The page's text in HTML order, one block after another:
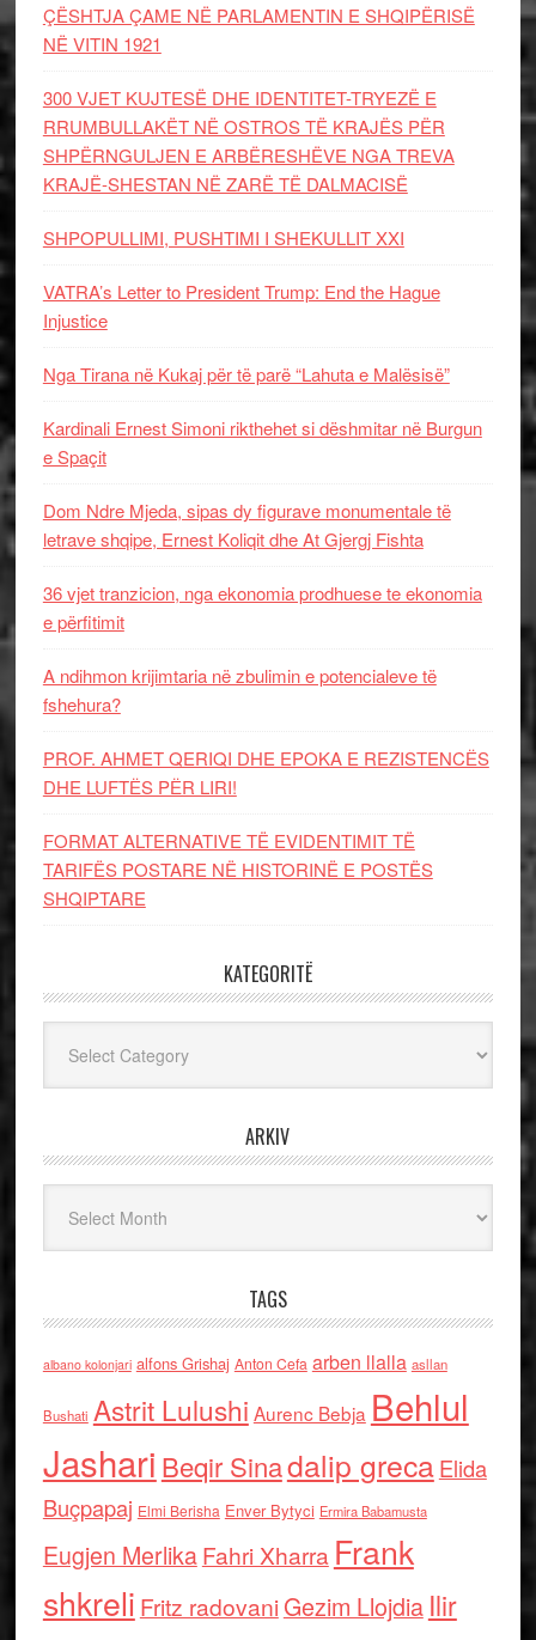
ÇËSHTJA ÇAME NË PARLAMENTIN E SHQIPËRISË
NË VITIN 1921
300 VJET KUJTESË DHE IDENTITET-TRYEZË E
RRUMBULLAKËT NË OSTROS TË KRAJËS PËR
SHPËRNGULJEN E ARBËRESHËVE NGA TREVA
KRAJË-SHESTAN NË ZARË TË DALMACISË
SHPOPULLIMI, PUSHTIMI I SHEKULLIT XXI
VATRA’s Letter to President Trump: End the Hague
Injustice
Nga Tirana në Kukaj për të parë “Lahuta e Malësisë”
Kardinali Ernest Simoni rikthehet si dëshmitar në Burgun
e Spaçit
Dom Ndre Mjeda, sipas dy figurave monumentale të
letrave shqipe, Ernest Koliqit dhe At Gjergj Fishta
36 vjet tranzicion, nga ekonomia prodhuese te ekonomia
e përfitimit
A ndihmon krijimtaria në zbulimin e potencialeve të
fshehura?
PROF. AHMET QERIQI DHE EPOKA E REZISTENCЁS
DHE LUFTЁS PЁR LIRI!
FORMAT ALTERNATIVE TË EVIDENTIMIT TË
TARIFËS POSTARE NË HISTORINË E POSTËS
SHQIPTARE
KATEGORITË
ARKIV
TAGS
albano kolonjari alfons Grishaj Anton Cefa arben llalla asllan
Bushati Astrit Lulushi Aurenc Bebja Behlul
Jashari Beqir Sinadalip grecaElida
Buçpapaj Elmi Berisha Enver Bytyci Ermira Babamusta
Eugjen MerlikaFahri Xharra Frank
shkreli Fritz radovaniGezim Llojdia Ilir